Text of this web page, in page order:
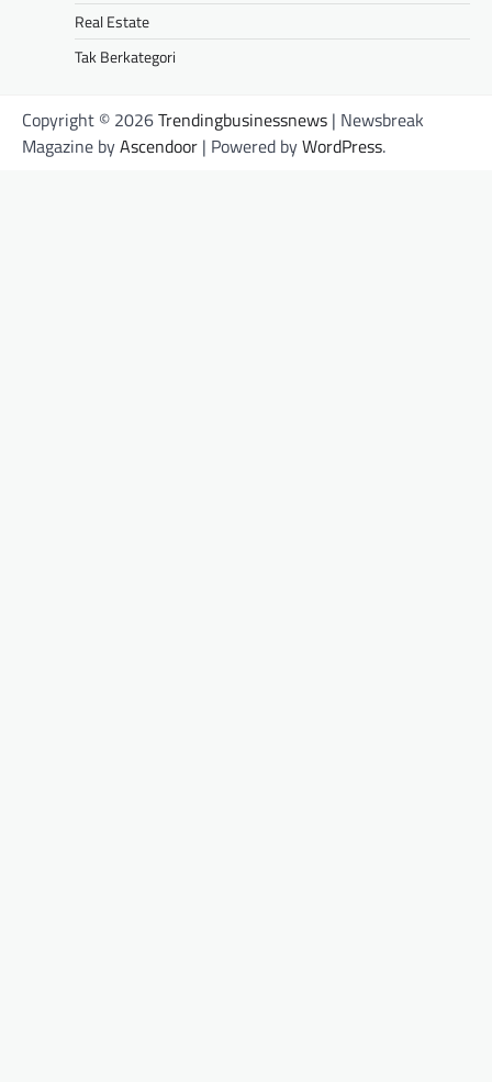
Real Estate
Tak Berkategori
Copyright © 2026Trendingbusinessnews | Newsbreak
Magazine byAscendoor | Powered byWordPress.